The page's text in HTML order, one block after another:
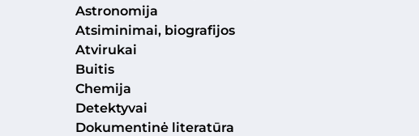
Astronomija
Atsiminimai, biografijos
Atvirukai
Buitis
Chemija
Detektyvai
Dokumentinė literatūra